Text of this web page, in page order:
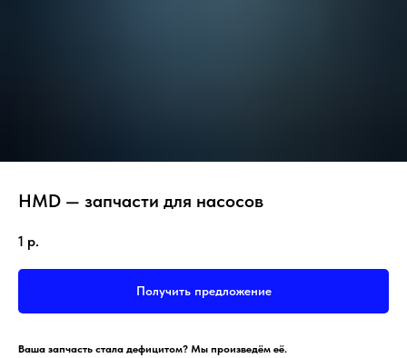
HMD — запчасти для насосов
1 р.
Получить предложение
Ваша запчасть стала дефицитом? Мы произведём её.